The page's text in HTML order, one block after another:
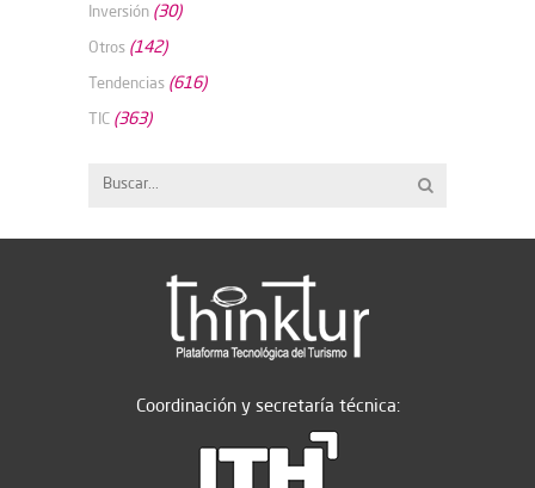
Inversión (30)
Otros (142)
Tendencias (616)
TIC (363)
Coordinación y secretaría técnica: